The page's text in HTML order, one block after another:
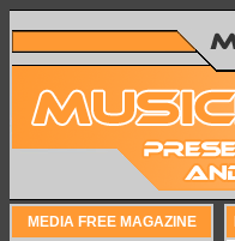
MEDIA FREE MAGAZINE